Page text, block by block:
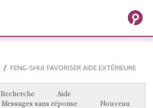
FENG-SHUI FAVORISER AIDE EXTÉRIEURE
Recherche
Aide
Messages sans réponse
Nouveau